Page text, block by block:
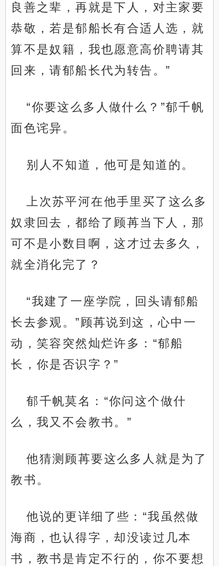
良善之辈，再就是下人，对主家要
恭敬，若是郁船长有合适人选，就
算不是奴籍，我也愿意高价聘请其
回来，请郁船长代为转告。”
“你要这么多人做什么？”郁千帆
面色诧异。
别人不知道，他可是知道的。
上次苏平河在他手里买了这么多
奴隶回去，都给了顾苒当下人，那
可不是小数目啊，这才过去多久，
就全消化完了？
“我建了一座学院，回头请郁船
长去参观。”顾苒说到这，心中一
动，笑容突然灿烂许多：“郁船
长，你是否识字？”
郁千帆莫名：“你问这个做什
么，我又不会教书。”
他猜测顾苒要这么多人就是为了
教书。
他说的更详细了些：“我虽然做
海商，也认得字，却没读过几本
书，教书是肯定不行的，你不要想